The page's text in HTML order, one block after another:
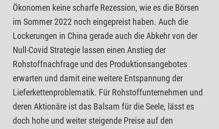
Ökonomen keine scharfe Rezession, wie es die Börsen
im Sommer 2022 noch eingepreist haben. Auch die
Lockerungen in China gerade auch die Abkehr von der
Null-Covid Strategie lassen einen Anstieg der
Rohstoffnachfrage und des Produktionsangebotes
erwarten und damit eine weitere Entspannung der
Lieferkettenproblematik. Für Rohstoffunternehmen und
deren Aktionäre ist das Balsam für die Seele, lässt es
doch hohe und weiter steigende Preise auf den